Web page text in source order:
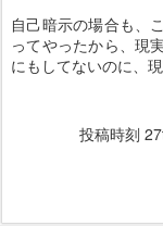
自己暗示の場合も、
ってやったから、現
にもしてないのに、
投稿時刻